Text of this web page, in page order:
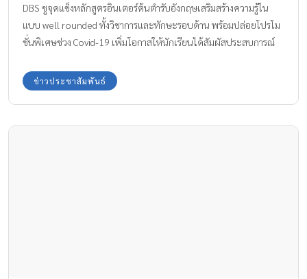
DBS ชูจุดแข็งหลักสูตรอินเตอร์ต้นตำรับอังกฤษเสริมสร้างความรู้ใน
แบบ well rounded ทั้งวิชาการและทักษะรอบด้าน พร้อมปล่อยโปรโม
ชั่นพิเศษช่วง Covid-19 เพิ่มโอกาสให้นักเรียนได้สัมผัสประสบการณ์
เด่นหลักสูตร Enhanced British Curriculum เน้นการเรียนการสอน
ตามแบบโรงเรียนเอกชนอังกฤษที่ได้รับการยอมรับว่าเป็นหลักสูตรที่ดี
ของนักเรียนอย่างรอบด้าน (Well-rounded) ทั้งด้านวิชาการและทักษะ
ข่าวประชาสัมพันธ์